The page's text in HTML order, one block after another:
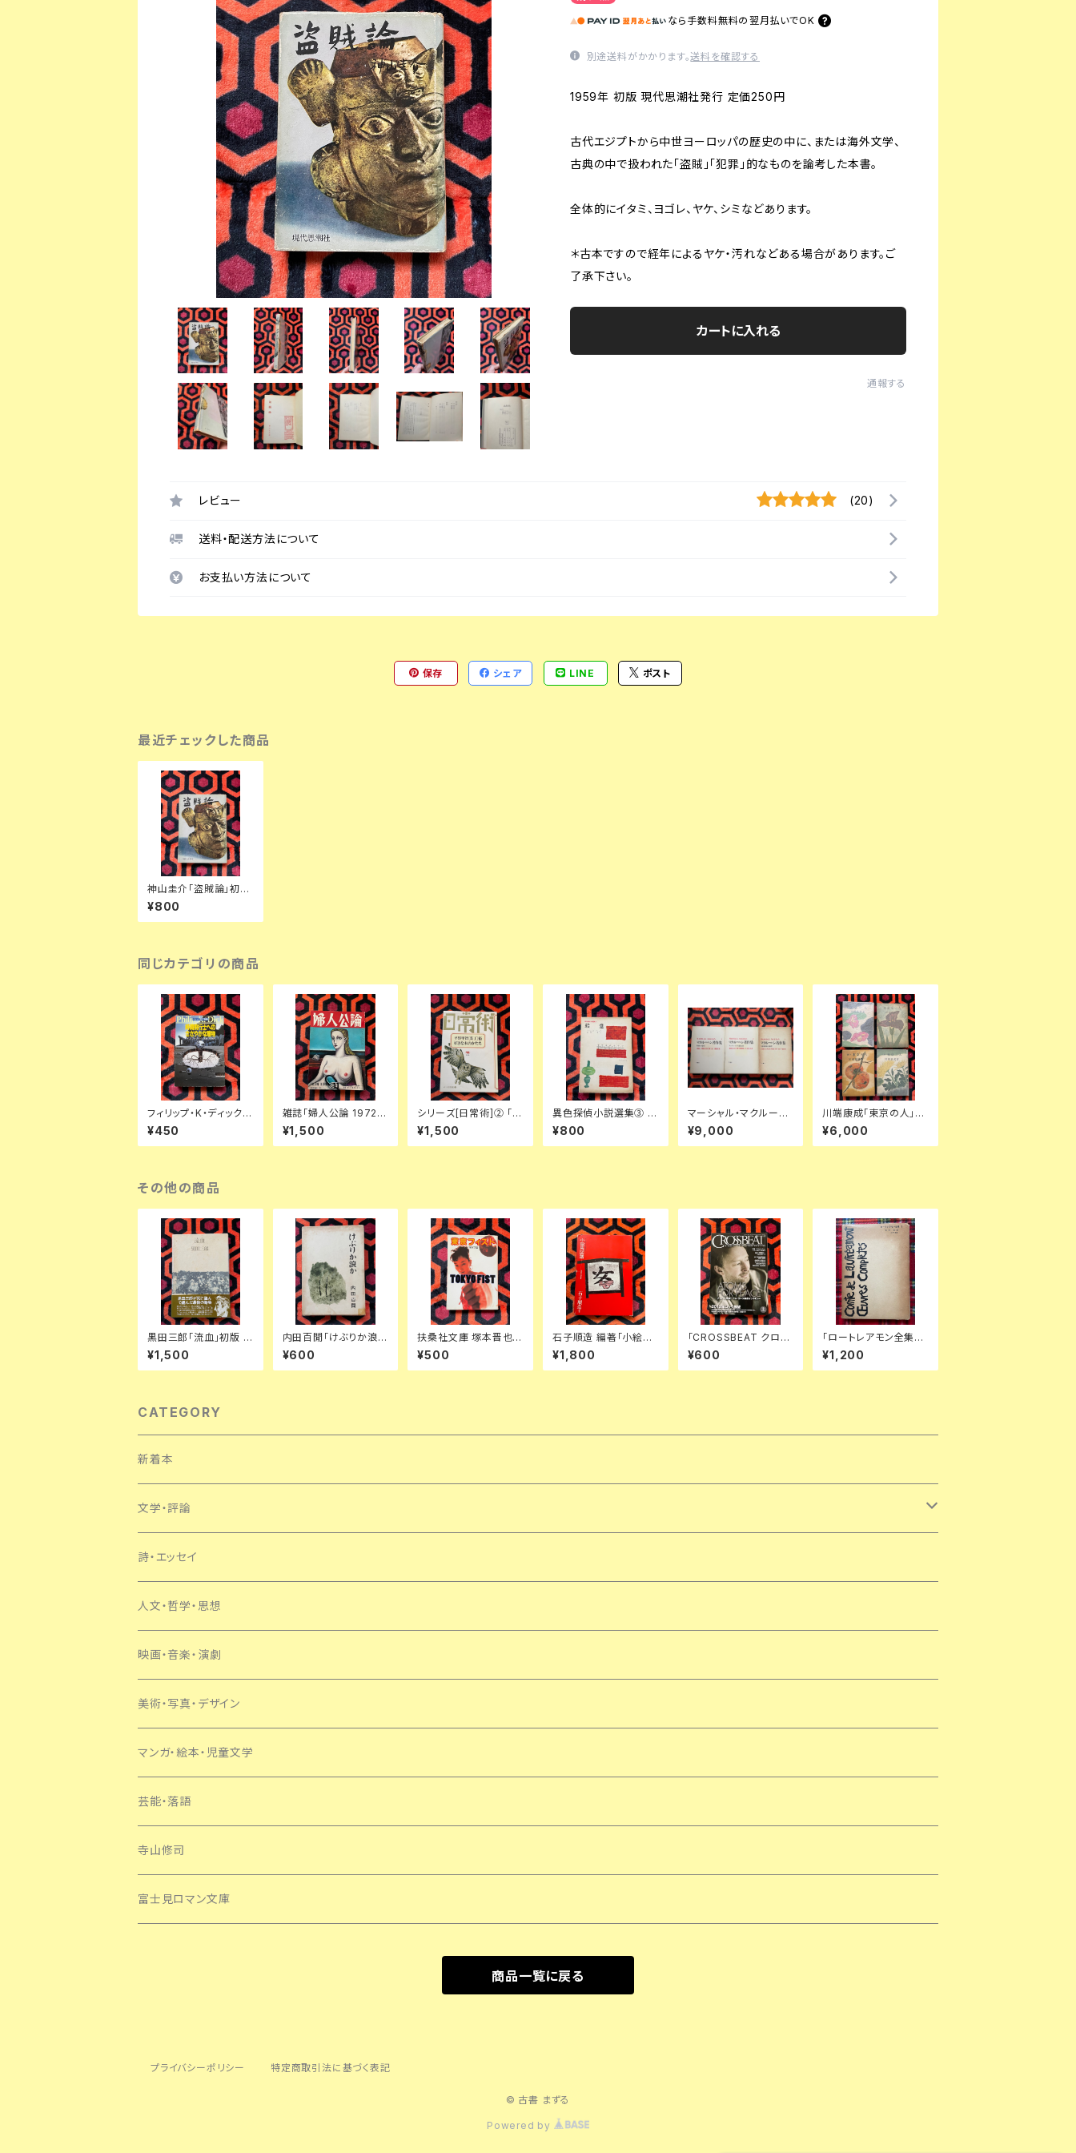
なら 手数料無料の 翌月払いでOK
別途送料がかかります。送料を確認する
1959年 初版 現代思潮社発行 定価250円
古代エジプトから中世ヨーロッパの歴史の中に、または海外文学、
古典の中で扱われた「盗賊」「犯罪」的なものを論考した本書。
全体的にイタミ、ヨゴレ、ヤケ、シミなどあります。
＊古本ですので経年によるヤケ・汚れなどある場合があります。ご
了承下さい。
カートに入れる
通報する
レビュー (20)
送料・配送方法について
お支払い方法について
保存 シェア LINE ポスト
最近チェックした商品
神山圭介「盗賊論」初版
現代思潮社
¥800
同じカテゴリの商品
フィリップ・K・ディック
「ディック傑作集② 時間
飛行士へのささやかな
贈物」浅倉久志・他訳 ハ
¥450
雑誌「婦人公論 1972 1
1月号」表紙:金子國義
中央公論社 澁澤龍彦
ダリ 後藤明生 倉橋由美
¥1,500
シリーズ[日常術]② 「平
野甲賀[装丁]術・好きな
本のかたち」晶文社
¥1,500
異色探偵小説選集③ フ
ランシス・アイルズ「殺
意」延原謙 訳 初版 装
幀:花森安治 日本出版
¥800
マーシャル・マクルーハ
ン「マクルーハン著作
集」1〜3全巻セット 函
入り 井坂学・後藤和彦・
¥9,000
川端康成「東京の人」全
四巻セット 装幀:金島桂
華 新潮社
¥6,000
その他の商品
黒田三郎「流血」初版 函
入り 帯付き 付録付き
思潮社
¥1,500
内田百閒「けぶりか浪
か」初版 函入り 装幀:内
田克已 新潮社
¥600
扶桑社文庫 塚本晋也
「東京フィスト」初版 ノ
ベライズ
¥500
石子順造 編著「小絵馬
図譜 封じこめられた民
衆の祈り」函入り 装幀:
浅井努 芳賀書店 キッチ
¥1,800
「CROSSBEAT クロス
ビート 2013 3月号 特
集:トム・ヨーク」アトモ
スフォーピース レディオ
¥600
「ロートレアモン全集
Ⅰ」栗田勇訳 初版 函入
り 書肆ユリイカ シュル
レアリスム
¥1,200
CATEGORY
新着本
文学・評論
日本
外国
SF・ミステリー
詩・エッセイ
人文・哲学・思想
映画・音楽・演劇
美術・写真・デザイン
マンガ・絵本・児童文学
芸能・落語
寺山修司
富士見ロマン文庫
商品一覧に戻る
プライバシーポリシー 特定商取引法に基づく表記
© 古書 まずる
Powered by